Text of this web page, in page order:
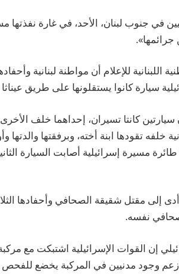
لبنانيين في جنوب لبنان، الأحد، في غارة
جرائمها».
اللبنانية للإعلام أن مواطنة لبنانية
سيارة كانوا يستقلونها على طريق
كانتا تسيران، إحداهما خلف
خلفه تقودها ابنة أخته، وبرفقتها والدتها
طائرة مسيرة إسرائيلية أصابت السيارة
نفسه.
إن القوات الإسرائيلية اشتبكت مع
وجود مدنيين في المركبة يخضع للفحص